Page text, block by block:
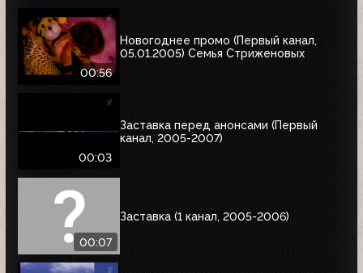
00:56
Новогоднее промо (Первый канал,
05.01.2005) Семья Стриженовых
00:03
Заставка перед анонсами (Первый
канал, 2005-2007)
00:07
Заставка (1 канал, 2005-2006)